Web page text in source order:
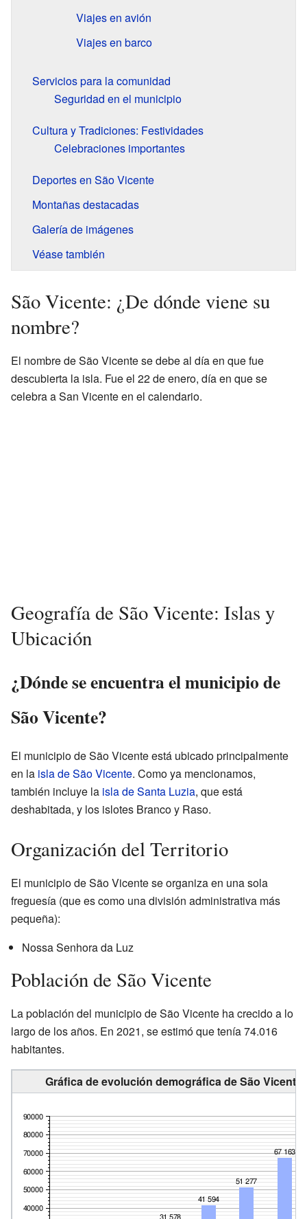
Viajes en avión
Viajes en barco
Servicios para la comunidad
Seguridad en el municipio
Cultura y Tradiciones: Festividades
Celebraciones importantes
Deportes en São Vicente
Montañas destacadas
Galería de imágenes
Véase también
São Vicente: ¿De dónde viene su
nombre?
El nombre de São Vicente se debe al día en que fue
descubierta la isla. Fue el 22 de enero, día en que se
celebra a San Vicente en el calendario.
Geografía de São Vicente: Islas y
Ubicación
¿Dónde se encuentra el municipio de
São Vicente?
El municipio de São Vicente está ubicado principalmente
en la isla de São Vicente. Como ya mencionamos,
también incluye la isla de Santa Luzia, que está
deshabitada, y los islotes Branco y Raso.
Organización del Territorio
El municipio de São Vicente se organiza en una sola
freguesía (que es como una división administrativa más
pequeña):
Nossa Senhora da Luz
Población de São Vicente
La población del municipio de São Vicente ha crecido a lo
largo de los años. En 2021, se estimó que tenía 74.016
habitantes.
Gráfica de evolución demográfica de São Vicente